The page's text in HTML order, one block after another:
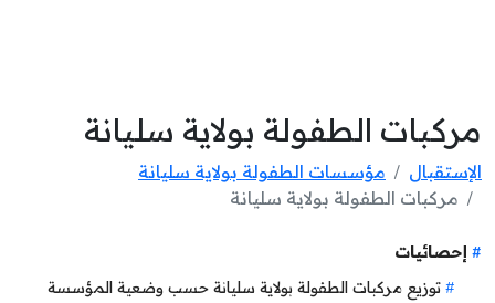
مركبات الطفولة بولاية سليانة
الإستقبال
مؤسسات الطفولة بولاية سليانة
مركبات الطفولة بولاية سليانة
إحصائيات
توزيع مركبات الطفولة بولاية سليانة حسب وضعية المؤسسة